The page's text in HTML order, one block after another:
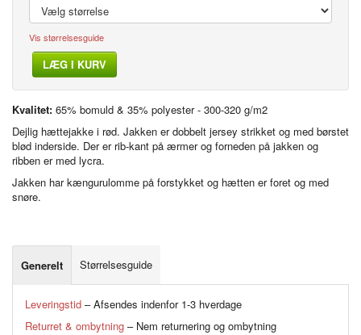
Vis størrelsesguide
LÆG I KURV
Kvalitet: 65% bomuld & 35% polyester - 300-320 g/m2
Dejlig hættejakke i rød. Jakken er dobbelt jersey strikket og med børstet
blød inderside. Der er rib-kant på ærmer og forneden på jakken og
ribben er med lycra.
Jakken har kængurulomme på forstykket og hætten er foret og med
snøre.
Generelt Størrelsesguide
Leveringstid – Afsendes indenfor 1-3 hverdage
Returret & ombytning – Nem returnering og ombytning